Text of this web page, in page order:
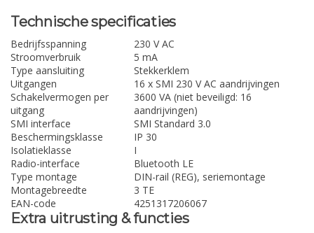
Technische specificaties
Bedrijfsspanning
230 V AC
Stroomverbruik
5 mA
Type aansluiting
Stekkerklem
Uitgangen
16 x SMI 230 V AC aandrijvingen
Schakelvermogen per
uitgang
3600 VA (niet beveiligd: 16
aandrijvingen)
SMI interface
SMI Standard 3.0
Beschermingsklasse
IP 30
Isolatieklasse
I
Radio-interface
Bluetooth LE
Type montage
DIN-rail (REG), seriemontage
Montagebreedte
3 TE
EAN-code
4251317206067
Extra uitrusting & functies